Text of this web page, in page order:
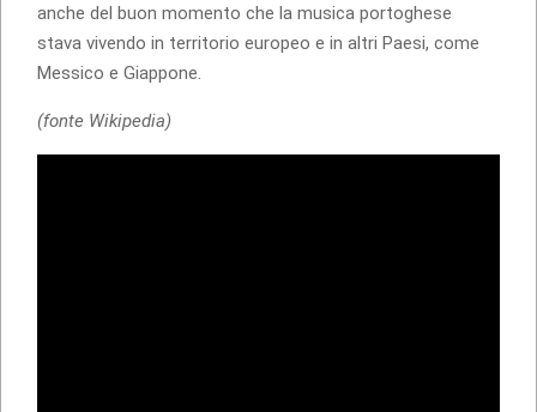
anche del buon momento che la musica portoghese
stava vivendo in territorio europeo e in altri Paesi, come
Messico e Giappone.
(fonte Wikipedia)